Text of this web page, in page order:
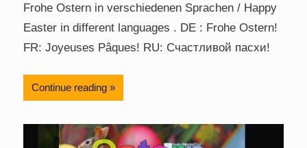
Frohe Ostern in verschiedenen Sprachen / Happy
Easter in different languages . DE : Frohe Ostern!
FR: Joyeuses Pâques! RU: Счастливой пасхи!
Continue reading